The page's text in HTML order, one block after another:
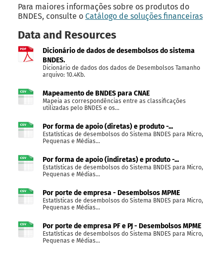
Para maiores informações sobre os produtos do
BNDES, consulte o Catálogo de soluções financeiras
Data and Resources
Dicionário de dados de desembolsos do sistema
BNDES.
Dicionário de dados dos dados de Desembolsos Tamanho
arquivo: 10.4Kb.
Mapeamento de BNDES para CNAE
Mapeia as correspondências entre as classificações
utilizadas pelo BNDES e os...
Por forma de apoio (diretas) e produto -...
Estatísticas de desembolsos do Sistema BNDES para Micro,
Pequenas e Médias...
Por forma de apoio (indiretas) e produto -...
Estatísticas de desembolsos do Sistema BNDES para Micro,
Pequenas e Médias...
Por porte de empresa - Desembolsos MPME
Estatísticas de desembolsos do Sistema BNDES para Micro,
Pequenas e Médias...
Por porte de empresa PF e PJ - Desembolsos MPME
Estatísticas de desembolsos do Sistema BNDES para Micro,
Pequenas e Médias...